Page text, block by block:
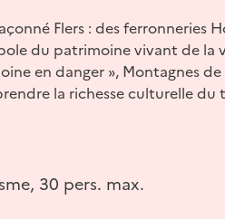
Flers : des ferronneries
du patrimoine vivant de la
en danger », Montagnes
la richesse culturelle du
30 pers. max.